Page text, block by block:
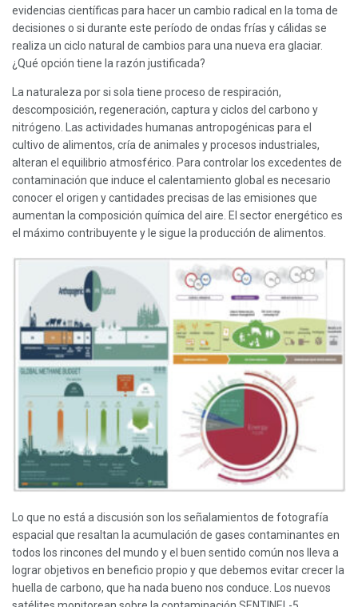
evidencias científicas para hacer un cambio radical en la toma de
decisiones o si durante este período de ondas frías y cálidas se
realiza un ciclo natural de cambios para una nueva era glaciar.
¿Qué opción tiene la razón justificada?
La naturaleza por si sola tiene proceso de respiración,
descomposición, regeneración, captura y ciclos del carbono y
nitrógeno. Las actividades humanas antropogénicas para el
cultivo de alimentos, cría de animales y procesos industriales,
alteran el equilibrio atmosférico. Para controlar los excedentes de
contaminación que induce el calentamiento global es necesario
conocer el origen y cantidades precisas de las emisiones que
aumentan la composición química del aire. El sector energético es
el máximo contribuyente y le sigue la producción de alimentos.
Lo que no está a discusión son los señalamientos de fotografía
espacial que resaltan la acumulación de gases contaminantes en
todos los rincones del mundo y el buen sentido común nos lleva a
lograr objetivos en beneficio propio y que debemos evitar crecer la
huella de carbono, que ha nada bueno nos conduce. Los nuevos